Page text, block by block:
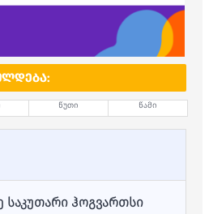
საკუთარი ჰოგვართსი
წუთი წამი